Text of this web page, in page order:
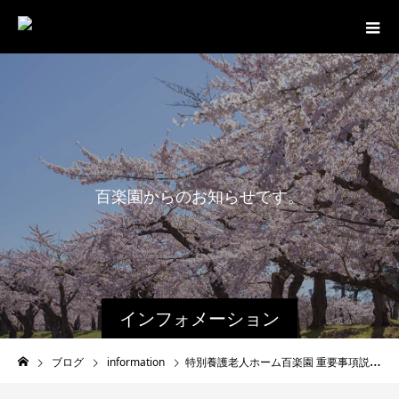
インフォメーション
百楽園からのお知らせです。
ブログ information 特別養護老人ホーム百楽園 重要事項説明書